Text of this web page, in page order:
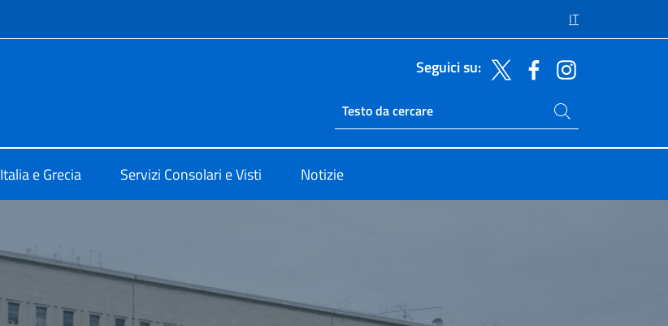
IT
Seguici su:
Ricerca sito live
Cerca nel sito
Italia e Grecia Servizi Consolari e Visti Notizie